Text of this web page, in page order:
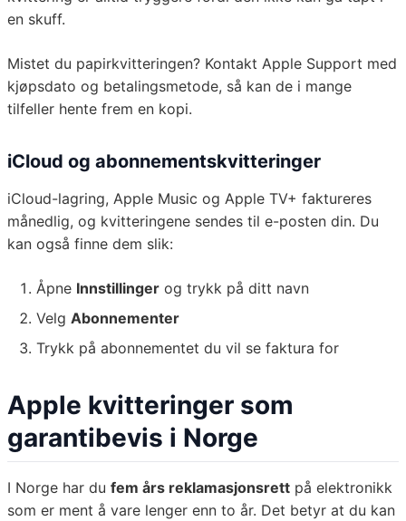
en skuff.
Mistet du papirkvitteringen? Kontakt Apple Support med
kjøpsdato og betalingsmetode, så kan de i mange
tilfeller hente frem en kopi.
iCloud og abonnementskvitteringer
iCloud-lagring, Apple Music og Apple TV+ faktureres
månedlig, og kvitteringene sendes til e-posten din. Du
kan også finne dem slik:
Åpne Innstillinger og trykk på ditt navn
Velg Abonnementer
Trykk på abonnementet du vil se faktura for
Apple kvitteringer som
garantibevis i Norge
I Norge har du fem års reklamasjonsrett på elektronikk
som er ment å vare lenger enn to år. Det betyr at du kan